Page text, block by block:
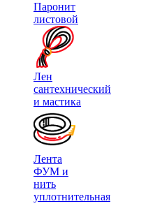
Паронит
листовой
Лен
сантехнический
и мастика
Лента
ФУМ и
нить
уплотнительная